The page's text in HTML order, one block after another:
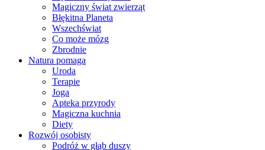
Magiczny świat zwierząt
Błękitna Planeta
Wszechświat
Co może mózg
Zbrodnie
Natura pomaga
Uroda
Terapie
Joga
Apteka przyrody
Magiczna kuchnia
Diety
Rozwój osobisty
Podróż w głąb duszy